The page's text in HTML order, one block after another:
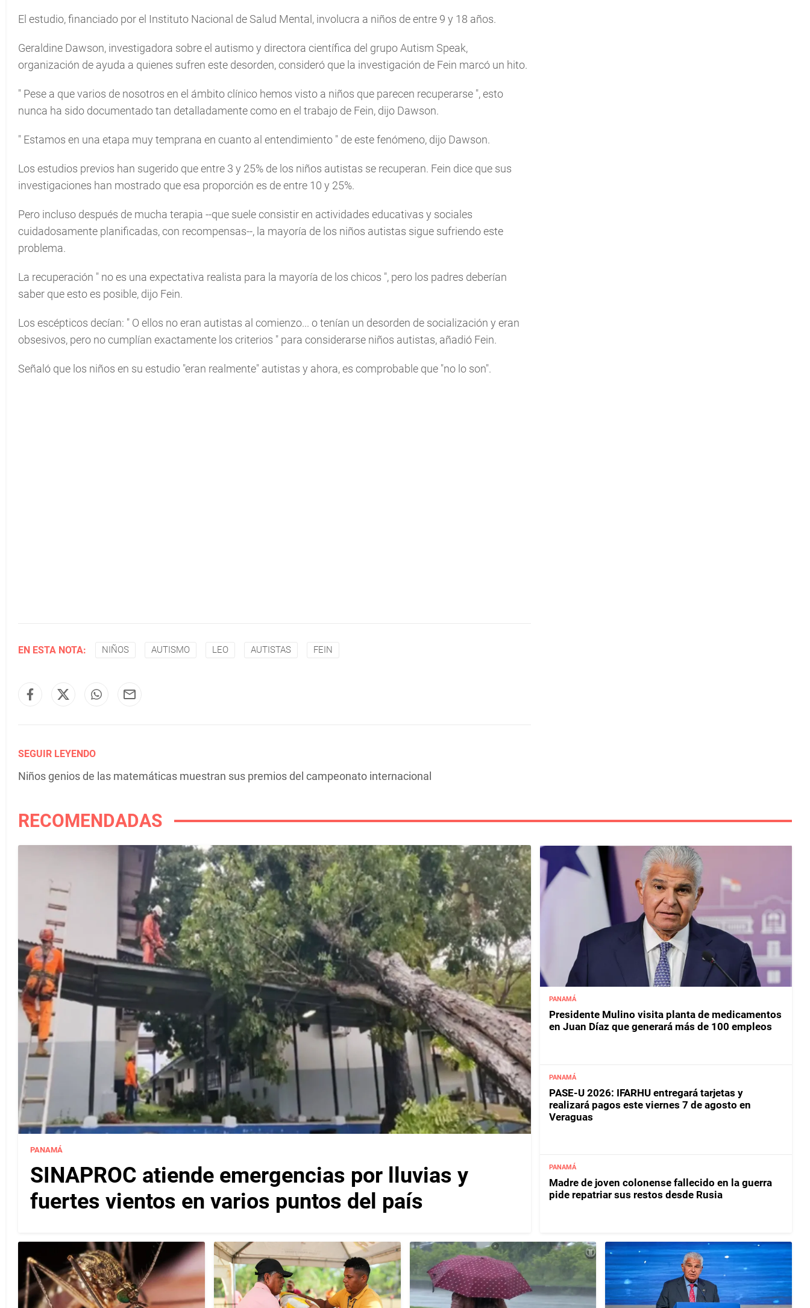
El estudio, financiado por el Instituto Nacional de Salud Mental, involucra a niños de entre 9 y 18 años.
Geraldine Dawson, investigadora sobre el autismo y directora científica del grupo Autism Speak,
organización de ayuda a quienes sufren este desorden, consideró que la investigación de Fein marcó un hito.
" Pese a que varios de nosotros en el ámbito clínico hemos visto a niños que parecen recuperarse ", esto
nunca ha sido documentado tan detalladamente como en el trabajo de Fein, dijo Dawson.
" Estamos en una etapa muy temprana en cuanto al entendimiento " de este fenómeno, dijo Dawson.
Los estudios previos han sugerido que entre 3 y 25% de los niños autistas se recuperan. Fein dice que sus
investigaciones han mostrado que esa proporción es de entre 10 y 25%.
Pero incluso después de mucha terapia --que suele consistir en actividades educativas y sociales
cuidadosamente planificadas, con recompensas--, la mayoría de los niños autistas sigue sufriendo este
problema.
La recuperación " no es una expectativa realista para la mayoría de los chicos ", pero los padres deberían
saber que esto es posible, dijo Fein.
Los escépticos decían: " O ellos no eran autistas al comienzo... o tenían un desorden de socialización y eran
obsesivos, pero no cumplían exactamente los criterios " para considerarse niños autistas, añadió Fein.
Señaló que los niños en su estudio "eran realmente" autistas y ahora, es comprobable que "no lo son".
EN ESTA NOTA: NIÑOS AUTISMO LEO AUTISTAS FEIN
SEGUIR LEYENDO
Niños genios de las matemáticas muestran sus premios del campeonato internacional
RECOMENDADAS
PANAMÁ
SINAPROC atiende emergencias por lluvias y
fuertes vientos en varios puntos del país
PANAMÁ
Presidente Mulino visita planta de medicamentos
en Juan Díaz que generará más de 100 empleos
PANAMÁ
PASE-U 2026: IFARHU entregará tarjetas y
realizará pagos este viernes 7 de agosto en
Veraguas
PANAMÁ
Madre de joven colonense fallecido en la guerra
pide repatriar sus restos desde Rusia